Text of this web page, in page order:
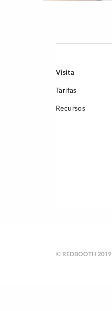
Visita
Tarifas
Recursos
© REDBOOTH 2019